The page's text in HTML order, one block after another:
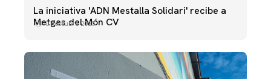
La iniciativa 'ADN Mestalla Solidari' recibe a
Metges del Món CV
01 octubre 2025